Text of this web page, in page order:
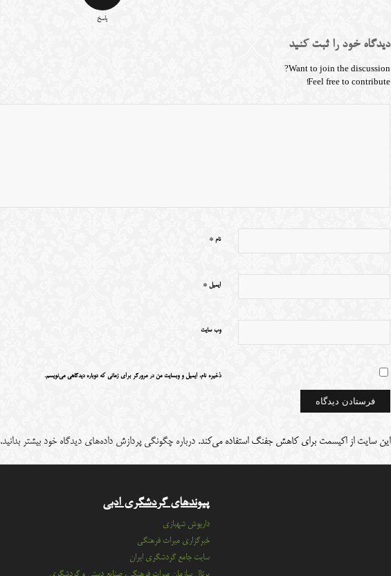
پاسخ
دیدگاه خود را ثبت کنید
Want to join the discussion?
Feel free to contribute!
نام *
ایمیل *
وب‌ سایت
ذخیره نام، ایمیل و وبسایت من در مرورگر برای زمانی که دوباره دیدگاهی می‌نویسم.
این سایت از اکیسمت برای کاهش جفنگ استفاده می‌کند. درباره چگونگی پردازش داده‌های دیدگاه خود بیشتر بدانید.
پیوندهای گردشگری ادبی
داریوش شهبازی
خبرگزاری میراث فرهنگی
سايت جامع گردشگري ايران